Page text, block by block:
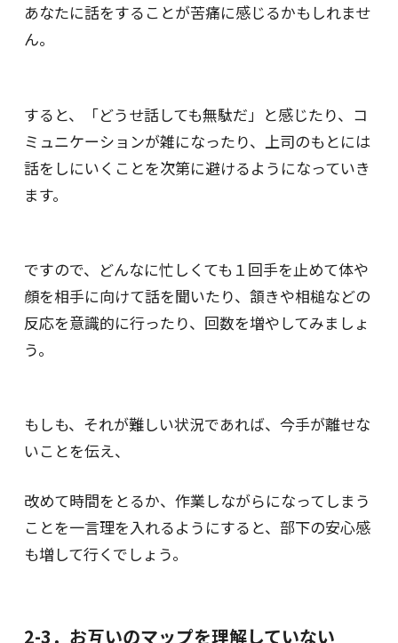
あなたに話をすることが苦痛に感じるかもしれませ
ん。
すると、「どうせ話しても無駄だ」と感じたり、コ
ミュニケーションが雑になったり、上司のもとには
話をしにいくことを次第に避けるようになっていき
ます。
ですので、どんなに忙しくても１回手を止めて体や
顔を相手に向けて話を聞いたり、頷きや相槌などの
反応を意識的に行ったり、回数を増やしてみましょ
う。
もしも、それが難しい状況であれば、今手が離せな
いことを伝え、
改めて時間をとるか、作業しながらになってしまう
ことを一言理を入れるようにすると、部下の安心感
も増して行くでしょう。
2-3．お互いのマップを理解していない